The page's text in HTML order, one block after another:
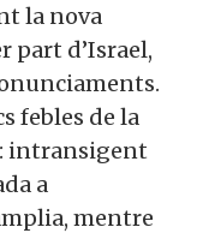
la nova
part d’Israel,
febles de la
intransigent
a
mentre